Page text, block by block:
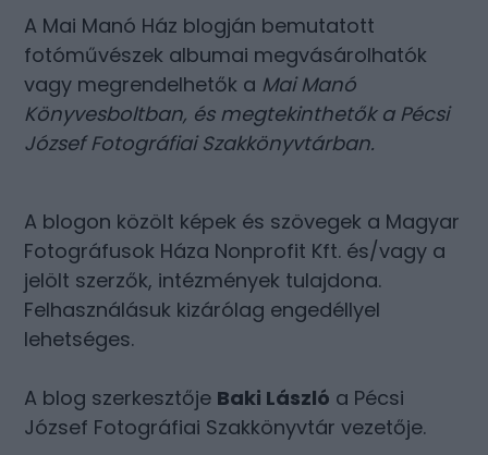
A Mai Manó Ház blogján bemutatott
fotóművészek albumai megvásárolhatók
vagy megrendelhetők a Mai Manó
Könyvesboltban, és megtekinthetők a Pécsi
József Fotográfiai Szakkönyvtárban.
A blogon közölt képek és szövegek a Magyar
Fotográfusok Háza Nonprofit Kft. és/vagy a
jelölt szerzők, intézmények tulajdona.
Felhasználásuk kizárólag engedéllyel
lehetséges.
A blog szerkesztője Baki László a Pécsi
József Fotográfiai Szakkönyvtár vezetője.